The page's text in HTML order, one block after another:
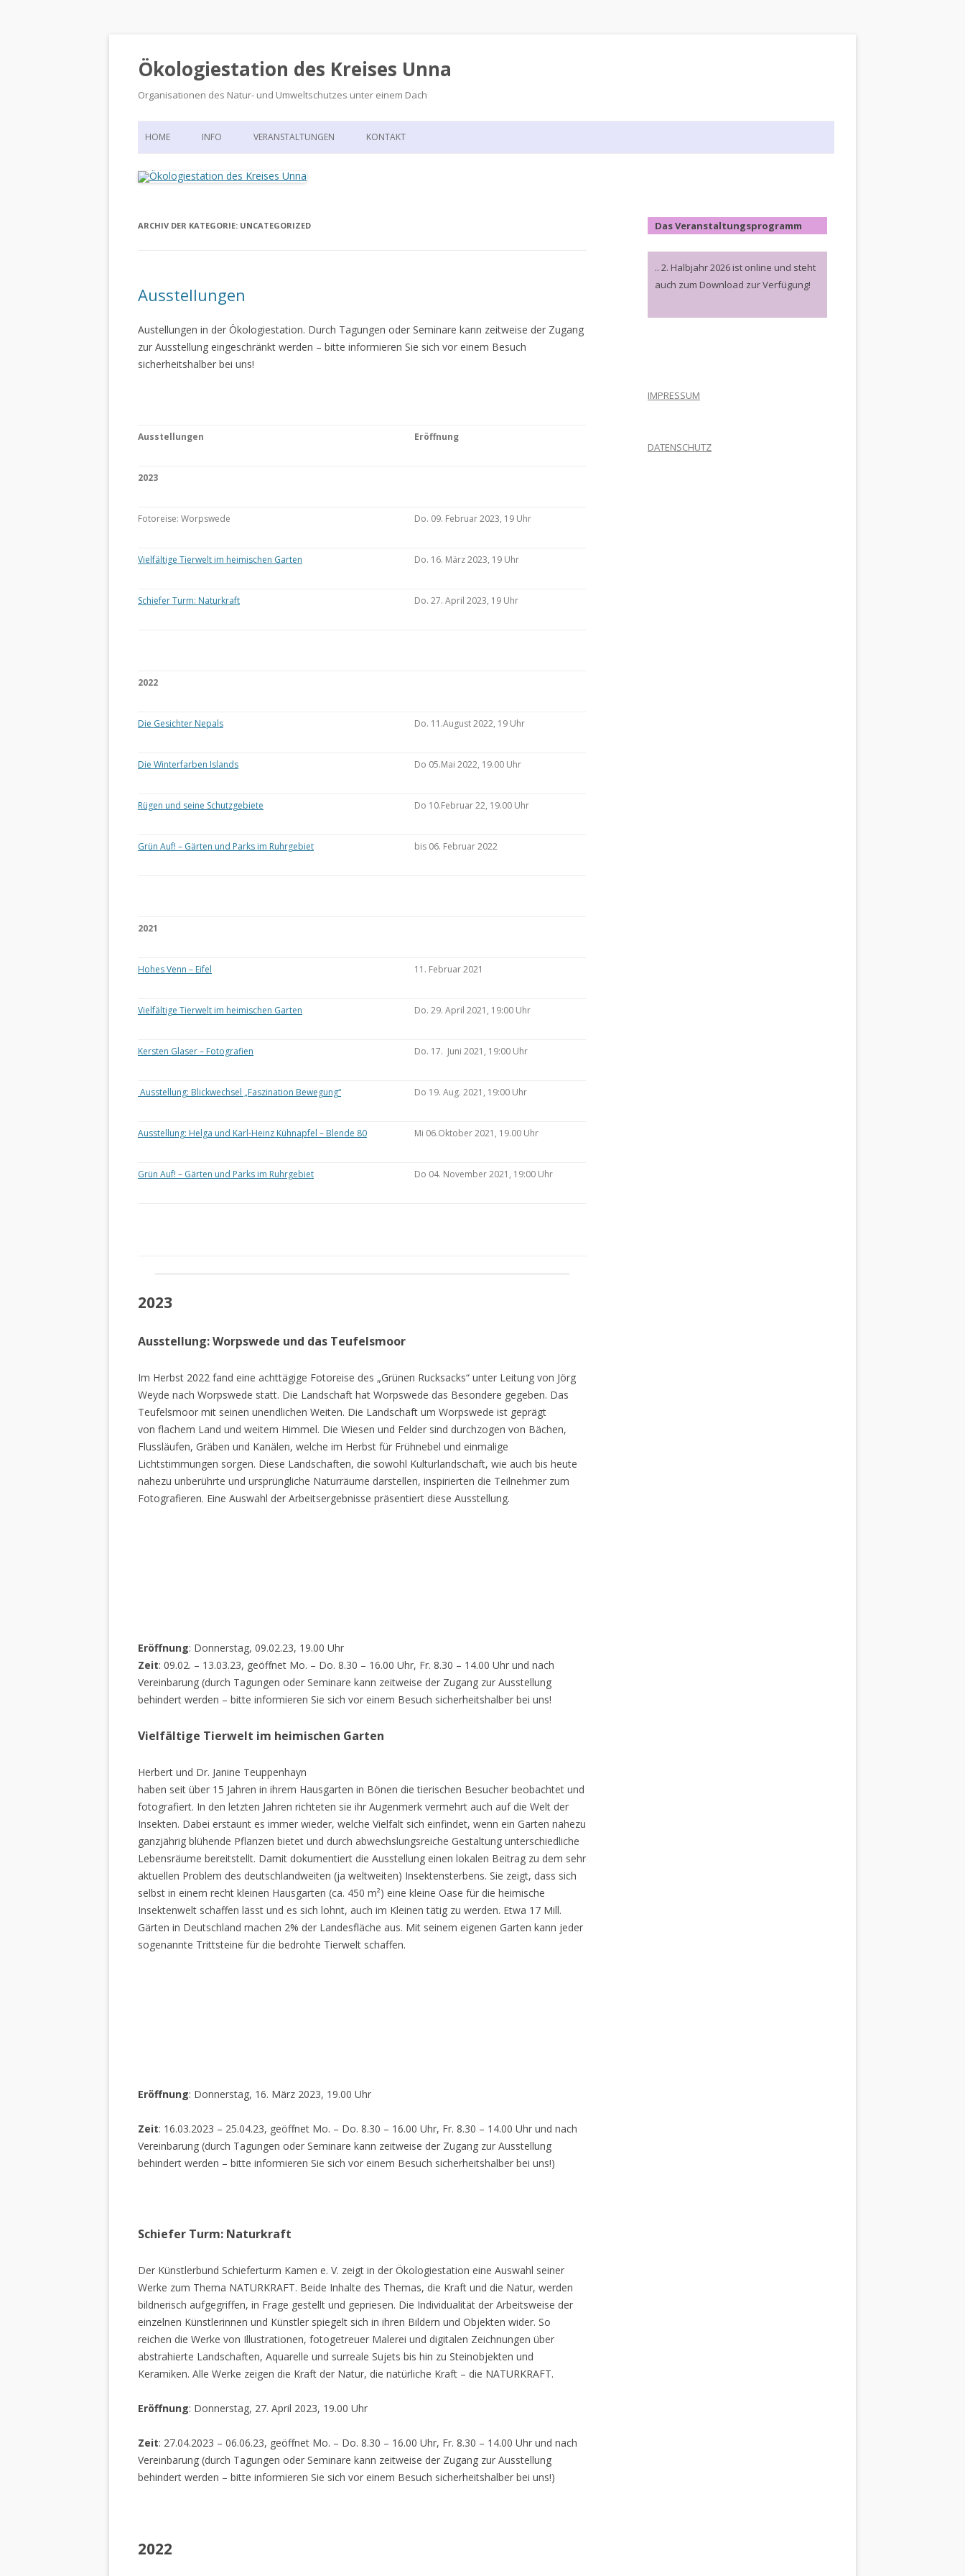
Ökologiestation des Kreises Unna
Organisationen des Natur- und Umweltschutzes unter einem Dach
Zum
HOME INFO VERANSTALTUNGEN KONTAKT
ARCHIV DER KATEGORIE: UNCATEGORIZED
Ausstellungen
Austellungen in der Ökologiestation. Durch Tagungen oder Seminare kann zeitweise der Zugang
zur Ausstellung eingeschränkt werden – bitte informieren Sie sich vor einem Besuch
sicherheitshalber bei uns!
Ausstellungen Eröffnung
2023
Fotoreise: Worpswede Do. 09. Februar 2023, 19 Uhr
Vielfältige Tierwelt im heimischen Garten Do. 16. März 2023, 19 Uhr
Schiefer Turm: Naturkraft Do. 27. April 2023, 19 Uhr
2022
Die Gesichter Nepals Do. 11.August 2022, 19 Uhr
Die Winterfarben Islands Do 05.Mai 2022, 19.00 Uhr
Rügen und seine Schutzgebiete Do 10.Februar 22, 19.00 Uhr
Grün Auf! – Gärten und Parks im Ruhrgebiet bis 06. Februar 2022
2021
Hohes Venn – Eifel 11. Februar 2021
Vielfältige Tierwelt im heimischen Garten Do. 29. April 2021, 19:00 Uhr
Kersten Glaser – Fotografien Do. 17. Juni 2021, 19:00 Uhr
Ausstellung: Blickwechsel „Faszination Bewegung“ Do 19. Aug. 2021, 19:00 Uhr
Ausstellung: Helga und Karl-Heinz Kühnapfel – Blende 80 Mi 06.Oktober 2021, 19.00 Uhr
Grün Auf! – Gärten und Parks im Ruhrgebiet Do 04. November 2021, 19:00 Uhr
2023
Ausstellung: Worpswede und das Teufelsmoor
Im Herbst 2022 fand eine achttägige Fotoreise des „Grünen Rucksacks“ unter Leitung von Jörg
Weyde nach Worpswede statt. Die Landschaft hat Worpswede das Besondere gegeben. Das
Teufelsmoor mit seinen unendlichen Weiten. Die Landschaft um Worpswede ist geprägt
von flachem Land und weitem Himmel. Die Wiesen und Felder sind durchzogen von Bächen,
Flussläufen, Gräben und Kanälen, welche im Herbst für Frühnebel und einmalige
Lichtstimmungen sorgen. Diese Landschaften, die sowohl Kulturlandschaft, wie auch bis heute
nahezu unberührte und ursprüngliche Naturräume darstellen, inspirierten die Teilnehmer zum
Fotografieren. Eine Auswahl der Arbeitsergebnisse präsentiert diese Ausstellung.
Eröffnung: Donnerstag, 09.02.23, 19.00 Uhr
Zeit: 09.02. – 13.03.23, geöffnet Mo. – Do. 8.30 – 16.00 Uhr, Fr. 8.30 – 14.00 Uhr und nach
Vereinbarung (durch Tagungen oder Seminare kann zeitweise der Zugang zur Ausstellung
behindert werden – bitte informieren Sie sich vor einem Besuch sicherheitshalber bei uns!
Vielfältige Tierwelt im heimischen Garten
Herbert und Dr. Janine Teuppenhayn
haben seit über 15 Jahren in ihrem Hausgarten in Bönen die tierischen Besucher beobachtet und
fotografiert. In den letzten Jahren richteten sie ihr Augenmerk vermehrt auch auf die Welt der
Insekten. Dabei erstaunt es immer wieder, welche Vielfalt sich einfindet, wenn ein Garten nahezu
ganzjährig blühende Pflanzen bietet und durch abwechslungsreiche Gestaltung unterschiedliche
Lebensräume bereitstellt. Damit dokumentiert die Ausstellung einen lokalen Beitrag zu dem sehr
aktuellen Problem des deutschlandweiten (ja weltweiten) Insektensterbens. Sie zeigt, dass sich
selbst in einem recht kleinen Hausgarten (ca. 450 m²) eine kleine Oase für die heimische
Insektenwelt schaffen lässt und es sich lohnt, auch im Kleinen tätig zu werden. Etwa 17 Mill.
Gärten in Deutschland machen 2% der Landesfläche aus. Mit seinem eigenen Garten kann jeder
sogenannte Trittsteine für die bedrohte Tierwelt schaffen.
Eröffnung: Donnerstag, 16. März 2023, 19.00 Uhr
Zeit: 16.03.2023 – 25.04.23, geöffnet Mo. – Do. 8.30 – 16.00 Uhr, Fr. 8.30 – 14.00 Uhr und nach
Vereinbarung (durch Tagungen oder Seminare kann zeitweise der Zugang zur Ausstellung
behindert werden – bitte informieren Sie sich vor einem Besuch sicherheitshalber bei uns!)
Schiefer Turm: Naturkraft
Der Künstlerbund Schieferturm Kamen e. V. zeigt in der Ökologiestation eine Auswahl seiner
Werke zum Thema NATURKRAFT. Beide Inhalte des Themas, die Kraft und die Natur, werden
bildnerisch aufgegriffen, in Frage gestellt und gepriesen. Die Individualität der Arbeitsweise der
einzelnen Künstlerinnen und Künstler spiegelt sich in ihren Bildern und Objekten wider. So
reichen die Werke von Illustrationen, fotogetreuer Malerei und digitalen Zeichnungen über
abstrahierte Landschaften, Aquarelle und surreale Sujets bis hin zu Steinobjekten und
Keramiken. Alle Werke zeigen die Kraft der Natur, die natürliche Kraft – die NATURKRAFT.
Eröffnung: Donnerstag, 27. April 2023, 19.00 Uhr
Zeit: 27.04.2023 – 06.06.23, geöffnet Mo. – Do. 8.30 – 16.00 Uhr, Fr. 8.30 – 14.00 Uhr und nach
Vereinbarung (durch Tagungen oder Seminare kann zeitweise der Zugang zur Ausstellung
behindert werden – bitte informieren Sie sich vor einem Besuch sicherheitshalber bei uns!)
2022
Das Veranstaltungsprogramm
.. 2. Halbjahr 2026 ist online und steht
auch zum Download zur Verfügung!
IMPRESSUM
DATENSCHUTZ